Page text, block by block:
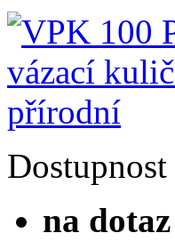
Dostupnost
na dotaz